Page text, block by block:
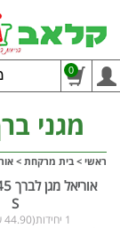
0
מגני
ראשי > בית מרקחת >
S
1 יחידות(44.90 ₪ ליחידה)